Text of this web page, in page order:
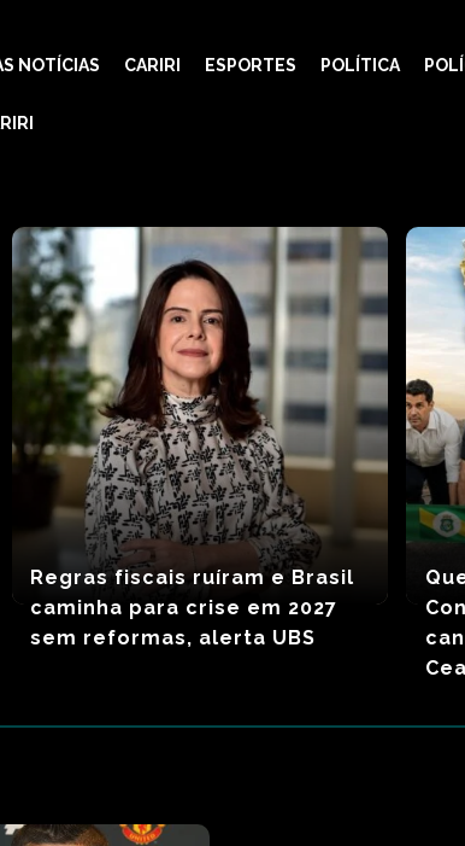
NOTÍCIAS CARIRI ESPORTES POLÍTICA
Regras fiscais ruíram e Brasil
caminha para crise em 2027
sem reformas, alerta UBS